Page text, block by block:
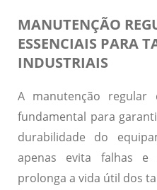
MANUTENÇÃO
ESSENCIAIS PARA
INDUSTRIAIS
A manutenção
fundamental para
durabilidade do
apenas evita falhas e
prolonga a vida útil dos